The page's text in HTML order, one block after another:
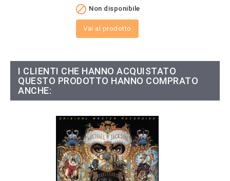
 Non disponibile
Vai al prodotto
I CLIENTI CHE HANNO ACQUISTATO
QUESTO PRODOTTO HANNO COMPRATO
ANCHE: